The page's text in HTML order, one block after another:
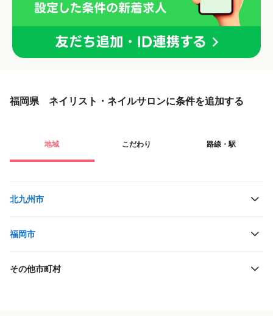
福岡県 ネイリスト・ネイルサロンに条件を追加する
地域 こだわり 路線・駅
北九州市
福岡市
その他市町村